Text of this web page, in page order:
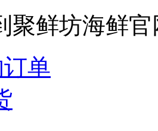
聚鲜坊海鲜官
单